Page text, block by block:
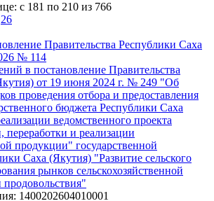
с 181 по 210 из 766
26
Правительства Республики Саха
№ 114
в постановление Правительства
от 19 июня 2024 г. № 249 "Об
проведения отбора и предоставления
бюджета Республики Саха
ведомственного проекта
переработки и реализации
продукции" государственной
Саха (Якутия) "Развитие сельского
рынков сельскохозяйственной
1400202604010001